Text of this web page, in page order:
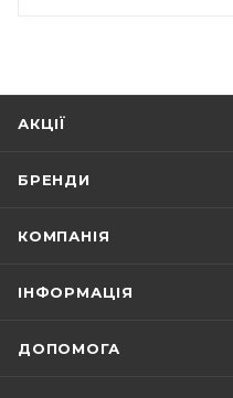
АКЦІЇ
БРЕНДИ
КОМПАНІЯ
ІНФОРМАЦІЯ
ДОПОМОГА